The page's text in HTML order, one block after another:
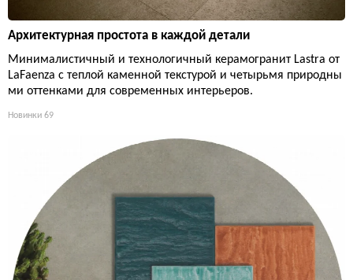
Архитектурная простота в каждой детали
Минималистичный и технологичный керамогранит Lastra от
LaFaenza с теплой каменной текстурой и четырьмя природны
ми оттенками для современных интерьеров.
Новинки 69